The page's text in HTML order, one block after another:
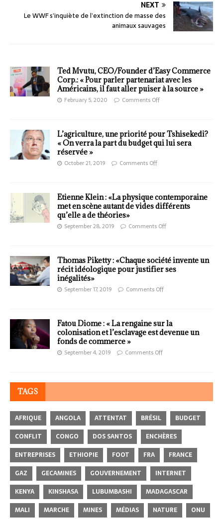
NEXT
Le WWF s’inquiète de l’extinction de masse des
animaux sauvages
Ted Mvutu, CEO/Founder d’Easy Commerce
Corp.: « Pour parler partenariat avec les
Américains, il faut aller puiser à la source »
February 5, 2020 Comments Off
L’agriculture, une priorité pour Tshisekedi?
« On verra la part du budget qui lui sera
réservée »
October 21, 2019 Comments Off
Etienne Klein : «La physique contemporaine
met en scène autant de vides différents
qu’elle a de théories»
September 28, 2019 Comments Off
Thomas Piketty : «Chaque société invente un
récit idéologique pour justifier ses
inégalités»
September 17, 2019 Comments Off
Fatou Diome : « La rengaine sur la
colonisation et l’esclavage est devenue un
fonds de commerce »
September 4, 2019 Comments Off
TAGS
AFRIQUE ANGOLA ATTENTAT BRÉSIL
BUDGET
CONFLIT
CONGO DOS SANTOS
ENCHÈRES
ENTREPRISES
ETHIOPIE FOOT FRA
FRANCE
GAZ
GECAMINES GOUVERNEMENT
INTERNET
KENYA
KINSHASA LUBUMBASHI
MADAGASCAR
MALI
MARCHE MINES MÉDIAS NATURE ONU